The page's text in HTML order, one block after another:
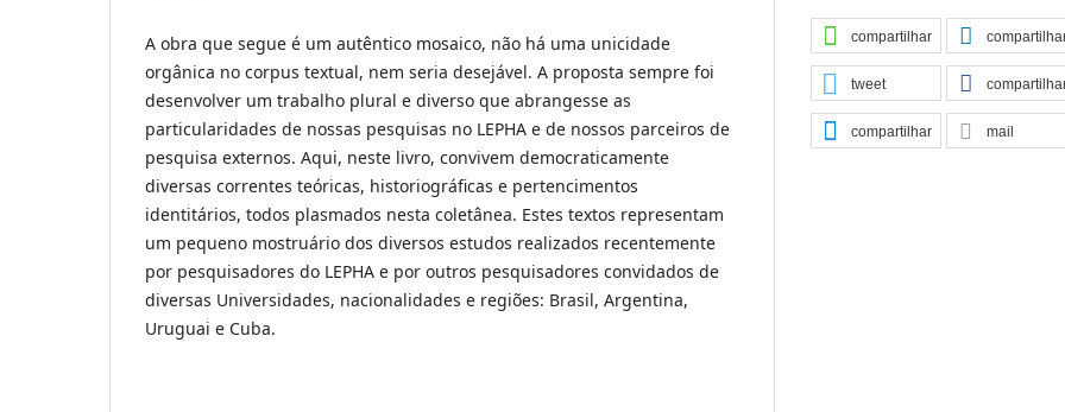
A obra que segue é um autêntico mosaico, não há uma unicidade
orgânica no corpus textual, nem seria desejável. A proposta sempre foi
desenvolver um trabalho plural e diverso que abrangesse as
particularidades de nossas pesquisas no LEPHA e de nossos parceiros de
pesquisa externos. Aqui, neste livro, convivem democraticamente
diversas correntes teóricas, historiográficas e pertencimentos
identitários, todos plasmados nesta coletânea. Estes textos representam
um pequeno mostruário dos diversos estudos realizados recentemente
por pesquisadores do LEPHA e por outros pesquisadores convidados de
diversas Universidades, nacionalidades e regiões: Brasil, Argentina,
Uruguai e Cuba.
compartilhar
tweet
compartilhar mail